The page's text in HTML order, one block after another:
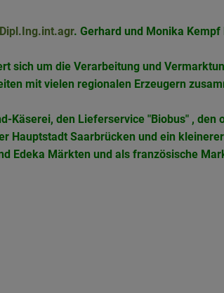
Dipl.Ing.int.agr. Gerhard und Monika
sich um die Verarbeitung und
mit vielen regionalen Erzeugern
den Lieferservice "Biobus" , den
Hauptstadt Saarbrücken und ein
Edeka Märkten und als französische